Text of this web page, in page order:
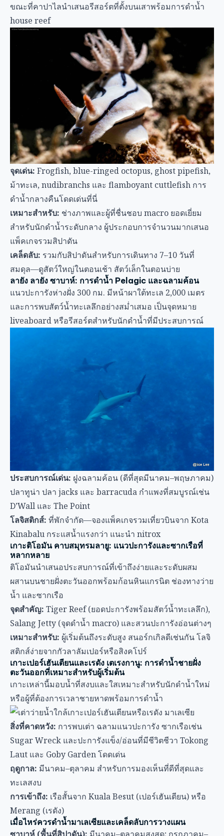
ขณะที่คาปาไลนำเสนอรีสอร์ตที่ตั้งบนเสาพร้อมการดำน้ำ
house reef
จุดเด่น: Frogfish, blue-ringed octopus, ghost pipefish,
ม้าทะเล, nudibranchs และ flamboyant cuttlefish การ
ดำน้ำกลางคืนโดดเด่นที่นี่
เหมาะสำหรับ: ช่างภาพและผู้ที่ชื่นชอบ macro ยอดเยี่ยม
สำหรับนักดำน้ำระดับกลาง ผู้ประกอบการจำนวนมากเสนอ
แพ็คเกจรวมสิปาดัน
เคล็ดลับ: รวมกับสิปาดันสำหรับการเดินทาง 7–10 วันที่
สมดุล—ดูสัตว์ใหญ่ในตอนเช้า สัตว์เล็กในตอนบ่าย
ลายัง ลายัง ซาบาห์: การดำน้ำ Pelagic และฉลามค้อน
แนวปะการังห่างฝั่ง 300 กม. มีหน้าผาใต้ทะเล 2,000 เมตร
และการพบสัตว์น้ำทะเลลึกอย่างสม่ำเสมอ เป็นจุดหมาย
liveaboard หรือรีสอร์ตสำหรับนักดำน้ำที่มีประสบการณ์
ประสบการณ์เด่น: ฝูงฉลามค้อน (ดีที่สุดมีนาคม–พฤษภาคม)
ปลาทูน่า ปลา jacks และ barracuda กำแพงที่สมบูรณ์เช่น
D’Wall และ The Point
โลจิสติกส์: ที่พักจำกัด—จองแพ็คเกจรวมเที่ยวบินจาก Kota
Kinabalu กระแสน้ำแรงกว่า แนะนำ nitrox
เกาะติโอมัน คาบสมุทรมลายู: แนวปะการังและซากเรือที่
หลากหลาย
ติโอมันนำเสนอประสบการณ์ที่เข้าถึงง่ายและระดับผสม
ผสานบนชายฝั่งตะวันออกพร้อมก้อนหินแกรนิต ช่องทางว่าย
น้ำ และซากเรือ
จุดสำคัญ: Tiger Reef (ยอดปะการังพร้อมสัตว์น้ำทะเลลึก),
Salang Jetty (จุดดำน้ำ macro) และสวนปะการังอ่อนต่างๆ
เหมาะสำหรับ: ผู้เริ่มต้นถึงระดับสูง สนอร์กเกิลดีเช่นกัน โลจิ
สติกส์ง่ายจากกัวลาลัมเปอร์หรือสิงคโปร์
เกาะเปอร์เฮันเตียนและเรดัง เตเรงกานู: การดำน้ำชายฝั่ง
ตะวันออกที่เหมาะสำหรับผู้เริ่มต้น
เกาะเหล่านี้มอบน้ำที่สงบและใสเหมาะสำหรับนักดำน้ำใหม่
หรือผู้ที่ต้องการเวลาชายหาดพร้อมการดำน้ำ
สิ่งที่คาดหวัง: การพบเต่า ฉลามแนวปะการัง ซากเรือเช่น
Sugar Wreck และปะการังแข็ง/อ่อนที่มีชีวิตชีวา Tokong
Laut และ Goby Garden โดดเด่น
ฤดูกาล: มีนาคม–ตุลาคม สำหรับการมองเห็นที่ดีที่สุดและ
ทะเลสงบ
การเข้าถึง: เรือสั้นจาก Kuala Besut (เปอร์เฮันเตียน) หรือ
Merang (เรดัง)
เมื่อไหร่ควรดำน้ำมาเลเซียและเคล็ดลับการวางแผน